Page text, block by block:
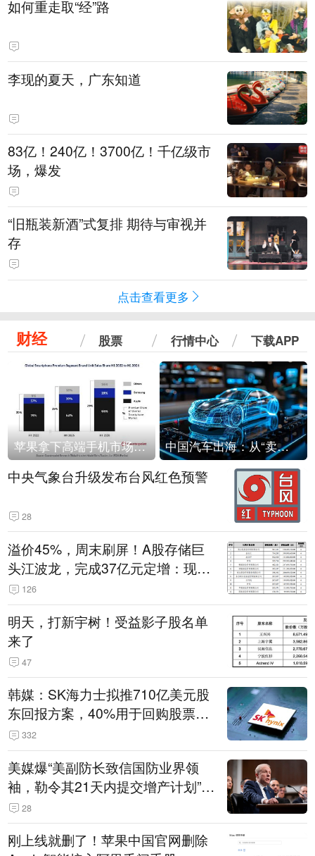
如何重走取“经”路
李现的夏天，广东知道
83亿！240亿！3700亿！千亿级市
场，爆发
“旧瓶装新酒”式复排 期待与审视并
存
点击查看更多
财经 股票 行情中心 下载APP
苹果拿下高端手机市场65%的份额：iPhone 17系列功不可没 中国汽车出海：从“卖出去”到“走进去”
中央气象台升级发布台风红色预警
28
溢价45%，周末刷屏！A股存储巨
头江波龙，完成37亿元定增：现价
386.6元，定增价560元
126
明天，打新宇树！受益影子股名单
来了
47
韩媒：SK海力士拟推710亿美元股
东回报方案，40%用于回购股票，
相当于美股发行规模
332
美媒爆“美副防长致信国防业界领
袖，勒令其21天内提交增产计划”，
五角大楼回应
28
刚上线就删了！苹果中国官网删除